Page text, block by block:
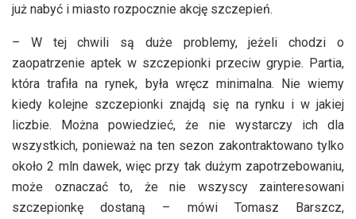
już nabyć i miasto rozpocznie akcję szczepień.
– W tej chwili są duże problemy, jeżeli chodzi o
zaopatrzenie aptek w szczepionki przeciw grypie. Partia,
która trafiła na rynek, była wręcz minimalna. Nie wiemy
kiedy kolejne szczepionki znajdą się na rynku i w jakiej
liczbie. Można powiedzieć, że nie wystarczy ich dla
wszystkich, ponieważ na ten sezon zakontraktowano tylko
około 2 mln dawek, więc przy tak dużym zapotrzebowaniu,
może oznaczać to, że nie wszyscy zainteresowani
szczepionkę dostaną – mówi Tomasz Barszcz,